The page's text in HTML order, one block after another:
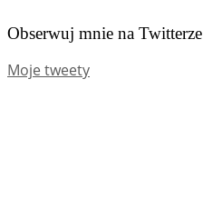
Obserwuj mnie na Twitterze
Moje tweety